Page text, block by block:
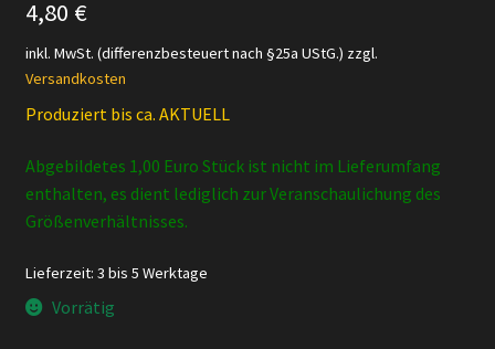
4,80 €
inkl. MwSt. (differenzbesteuert nach §25a UStG.) zzgl.
Versandkosten
Produziert bis ca. AKTUELL
Abgebildetes 1,00 Euro Stück ist nicht im Lieferumfang
enthalten, es dient lediglich zur Veranschaulichung des
Größenverhältnisses.
Lieferzeit: 3 bis 5 Werktage
Vorrätig